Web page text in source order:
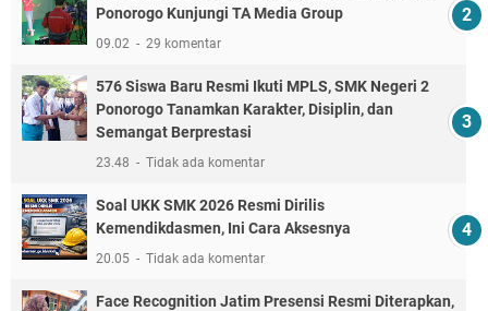
Ponorogo Kunjungi TA Media Group
09.02 29 komentar
576 Siswa Baru Resmi Ikuti MPLS, SMK Negeri 2
Ponorogo Tanamkan Karakter, Disiplin, dan
Semangat Berprestasi
23.48 Tidak ada komentar
Soal UKK SMK 2026 Resmi Dirilis
Kemendikdasmen, Ini Cara Aksesnya
20.05 Tidak ada komentar
Face Recognition Jatim Presensi Resmi Diterapkan,